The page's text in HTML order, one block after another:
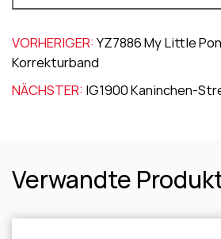
VORHERIGER: YZ7886 My Little
Korrekturband
NÄCHSTER: IG1900 Kaninchen-
Verwandte